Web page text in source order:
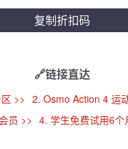
复制折扣码
🔗链接直达
>> 2. Osmo Action 4 运
员 >> 4. 学生免费试用6个